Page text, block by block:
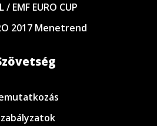
/ EMF EURO CUP
2017 Menetrend